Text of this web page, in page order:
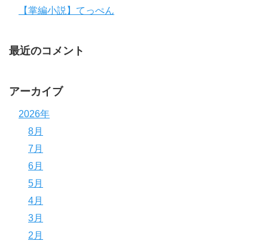
【掌編小説】てっぺん
最近のコメント
アーカイブ
2026年
8月
7月
6月
5月
4月
3月
2月